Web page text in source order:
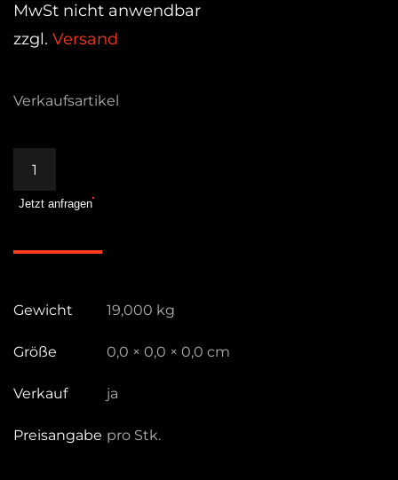
MwSt nicht anwendbar
zzgl. Versand
Verkaufsartikel
600x
/
SALE
Jetzt anfragen
Gewicht 19,000 kg
Größe 0,0 × 0,0 × 0,0 cm
Verkauf ja
Preisangabe pro Stk.